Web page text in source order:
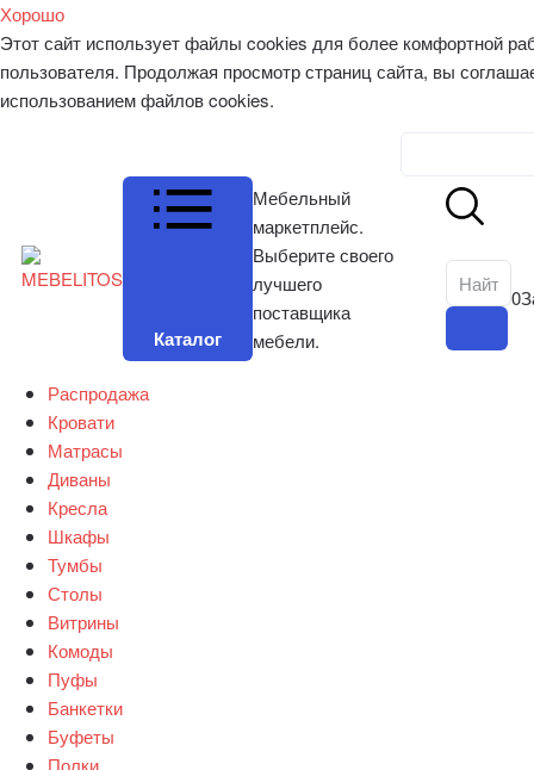
Хорошо
Этот сайт использует файлы cookies для более комфортной
пользователя. Продолжая просмотр страниц сайта, вы
использованием файлов cookies.
Каталог
Мебельный
маркетплейс.
Выберите своего
лучшего
поставщика
мебели.
0
Распродажа
Кровати
Матрасы
Диваны
Кресла
Шкафы
Тумбы
Столы
Витрины
Комоды
Пуфы
Банкетки
Буфеты
Полки